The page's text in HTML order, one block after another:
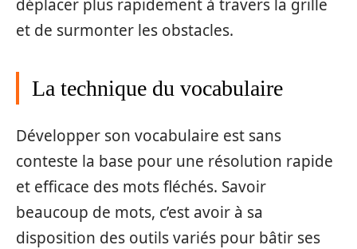
déplacer plus rapidement à travers la grille
et de surmonter les obstacles.
La technique du vocabulaire
Développer son vocabulaire est sans
conteste la base pour une résolution rapide
et efficace des mots fléchés. Savoir
beaucoup de mots, c’est avoir à sa
disposition des outils variés pour bâtir ses